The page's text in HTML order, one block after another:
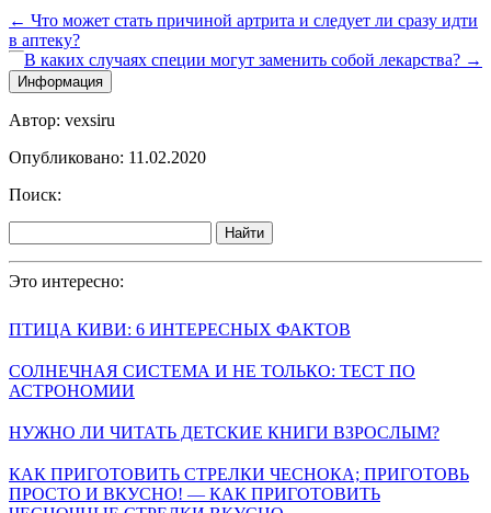
← Что может стать причиной артрита и следует ли сразу идти
в аптеку?
В каких случаях специи могут заменить собой лекарства? →
Информация
Автор: vexsiru
Опубликовано: 11.02.2020
Поиск:
Найти
Это интересно:
ПТИЦА КИВИ: 6 ИНТЕРЕСНЫХ ФАКТОВ
СОЛНЕЧНАЯ СИСТЕМА И НЕ ТОЛЬКО: ТЕСТ ПО
АСТРОНОМИИ
НУЖНО ЛИ ЧИТАТЬ ДЕТСКИЕ КНИГИ ВЗРОСЛЫМ?
КАК ПРИГОТОВИТЬ СТРЕЛКИ ЧЕСНОКА; ПРИГОТОВЬ
ПРОСТО И ВКУСНО! — КАК ПРИГОТОВИТЬ